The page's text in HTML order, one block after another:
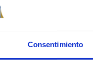
Consentimiento